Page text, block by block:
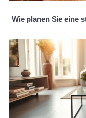
Wie planen Sie eine